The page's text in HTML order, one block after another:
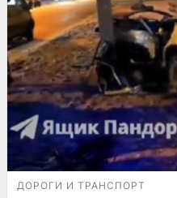
ДОРОГИ И ТРАНСПОРТ